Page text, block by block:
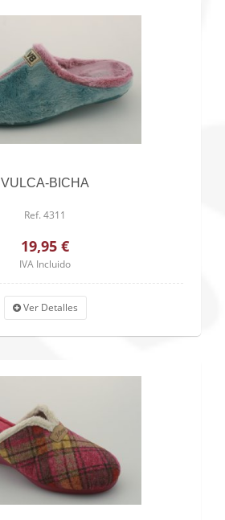
VULCA-BICHA
Ref. 4311
19,95 €
IVA Incluido
Ver Detalles